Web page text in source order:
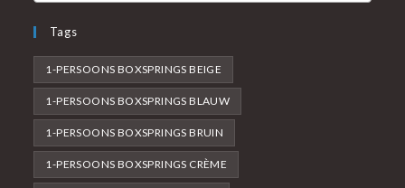
Tags
1-PERSOONS BOXSPRINGS BEIGE
1-PERSOONS BOXSPRINGS BLAUW
1-PERSOONS BOXSPRINGS BRUIN
1-PERSOONS BOXSPRINGS CRÈME